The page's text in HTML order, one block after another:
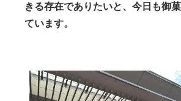
きる存在でありたいと、今日も御
ています。